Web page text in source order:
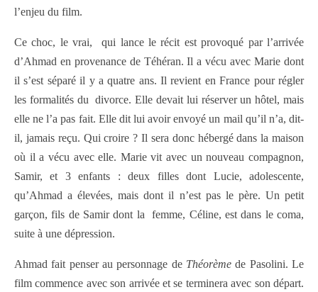
l’enjeu du film.
Ce choc, le vrai, qui lance le récit est provoqué par l’arrivée
d’Ahmad en provenance de Téhéran. Il a vécu avec Marie dont
il s’est séparé il y a quatre ans. Il revient en France pour régler
les formalités du divorce. Elle devait lui réserver un hôtel, mais
elle ne l’a pas fait. Elle dit lui avoir envoyé un mail qu’il n’a, dit-
il, jamais reçu. Qui croire ? Il sera donc hébergé dans la maison
où il a vécu avec elle. Marie vit avec un nouveau compagnon,
Samir, et 3 enfants : deux filles dont Lucie, adolescente,
qu’Ahmad a élevées, mais dont il n’est pas le père. Un petit
garçon, fils de Samir dont la femme, Céline, est dans le coma,
suite à une dépression.
Ahmad fait penser au personnage de Théorème de Pasolini. Le
film commence avec son arrivée et se terminera avec son départ.